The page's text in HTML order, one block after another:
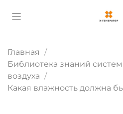
Главная
Библиотека знаний
воздуха
Какая влажность должна